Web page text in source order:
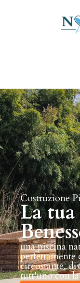
Costruzione
La
una piscina
circostante,
tutt'uno con